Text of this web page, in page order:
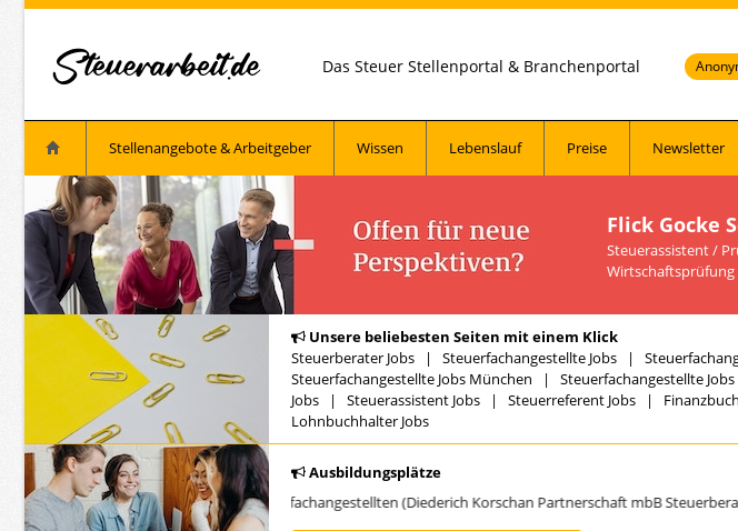
Das Steuer Stellenportal & Branchenportal
Stellenangebote & Arbeitgeber Wissen Lebenslauf Preise Newsletter
Flick Gocke
Steuerassistent /
Wirtschaftsprüfung
Unsere beliebesten Seiten mit einem Klick
Steuerberater Jobs | Steuerfachangestellte Jobs |
Steuerfachangestellte Jobs München | Steuerfachangestellte
Jobs | Steuerassistent Jobs | Steuerreferent Jobs |
Lohnbuchhalter Jobs
Ausbildungsplätze
Ausbildung zur/zum Steuerfachangestellten (Diederich Korschan Partnerschaft mbB